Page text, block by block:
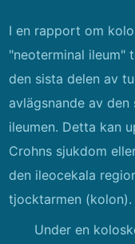
I en rapport om
"neoterminal ileum"
den sista delen av
avlägsnande av
ileumen. Detta kan
Crohns sjukdom
den ileocekala
tjocktarmen (kolon).
Under en